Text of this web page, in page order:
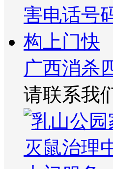
广西消杀
请联系我